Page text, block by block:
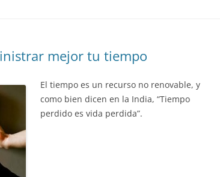
mejor tu tiempo
El tiempo es un recurso no renovable, y
como bien dicen en la India, “Tiempo
perdido es vida perdida”.